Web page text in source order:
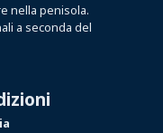
nella penisola.
a seconda del